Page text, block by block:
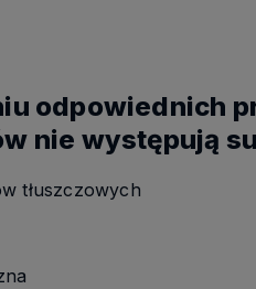
odpowiednich
nie występują
tłuszczowych